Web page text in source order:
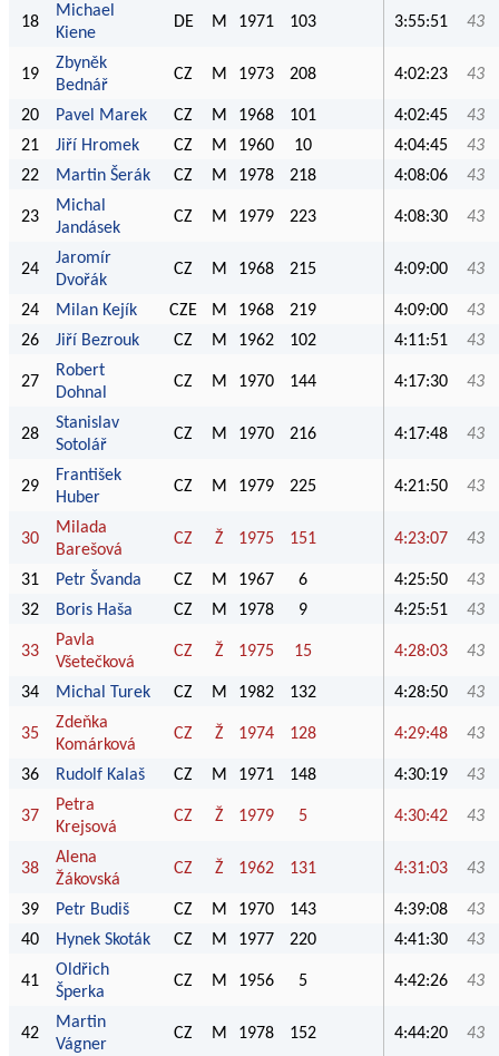
18
Michael
Kiene
DE M 1971 103 3:55:51 43
19
Zbyněk
Bednář
CZ M 1973 208 4:02:23 43
20 Pavel Marek CZ M 1968 101 4:02:45
43
21
Jiří Hromek CZ M 1960 10 4:04:45
43
22
Martin Šerák CZ M 1978 218 4:08:06 43
23
Michal
Jandásek
CZ M 1979 223 4:08:30 43
24
Jaromír
Dvořák
CZ M 1968 215 4:09:00 43
24 Milan Kejík CZE M 1968 219 4:09:00
43
26
Jiří Bezrouk CZ M 1962 102 4:11:51 43
27
Robert
Dohnal
CZ M 1970 144 4:17:30 43
28
Stanislav
Sotolář
CZ M 1970 216 4:17:48 43
29
František
Huber
CZ M 1979 225 4:21:50 43
30
Milada
Barešová
CZ Ž 1975 151 4:23:07 43
31 Petr Švanda CZ M 1967 6 4:25:50
43
32
Boris Haša CZ M 1978 9 4:25:51 43
33
Pavla
Všetečková
CZ Ž 1975 15 4:28:03 43
34 Michal Turek CZ M 1982 132 4:28:50 43
35
Zdeňka
Komárková
CZ Ž 1974 128 4:29:48 43
36 Rudolf Kalaš CZ M 1971 148 4:30:19 43
37
Petra
Krejsová
CZ Ž 1979 5 4:30:42 43
38
Alena
Žákovská
CZ Ž 1962 131 4:31:03 43
39 Petr Budiš CZ M 1970 143 4:39:08
43
40
Hynek Skoták CZ M 1977 220 4:41:30 43
41
Oldřich
Šperka
CZ M 1956 5 4:42:26 43
42
Martin
Vágner
CZ M 1978 152 4:44:20 43